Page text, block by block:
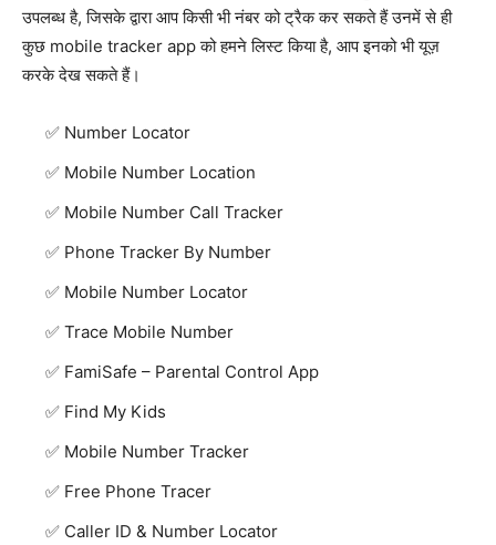
उपलब्ध है, जिसके द्वारा आप किसी भी नंबर को ट्रैक कर सकते हैं उनमें से ही
कुछ mobile tracker app को हमने लिस्ट किया है, आप इनको भी यूज़
करके देख सकते हैं।
Number Locator
Mobile Number Location
Mobile Number Call Tracker
Phone Tracker By Number
Mobile Number Locator
Trace Mobile Number
FamiSafe – Parental Control App
Find My Kids
Mobile Number Tracker
Free Phone Tracer
Caller ID & Number Locator